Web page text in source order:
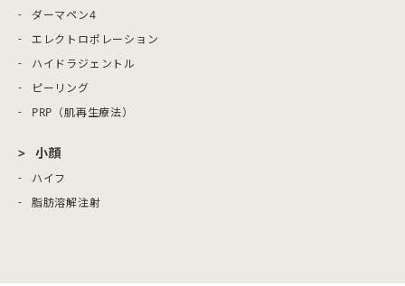
ダーマペン4
エレクトロポレーション
ハイドラジェントル
ピーリング
PRP（肌再生療法）
小顔
ハイフ
脂肪溶解注射